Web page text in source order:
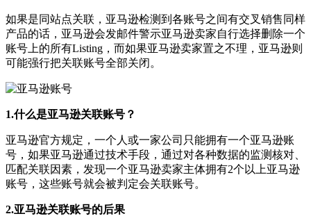
如果是同站点关联，亚马逊检测到各账号之间有交叉销售同样
产品的话，亚马逊会发邮件警示亚马逊卖家自行选择删除一个
账号上的所有Listing，而如果亚马逊卖家置之不理，亚马逊则
可能强行把关联账号全部关闭。
1.什么是亚马逊关联账号？
亚马逊官方规定，一个人或一家公司只能拥有一个亚马逊账
号，如果亚马逊通过技术手段，通过对各种数据的监测核对、
匹配关联因素，发现一个亚马逊卖家主体拥有2个以上亚马逊
账号，这些账号就会被判定会关联账号。
2.亚马逊关联账号的后果